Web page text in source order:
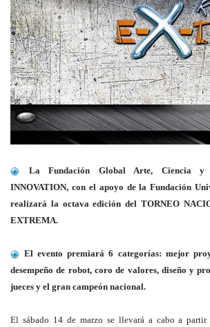
La Fundación Global Arte, Ciencia y
INNOVATION, con el apoyo de la Fundación
realizará la octava edición del TORNEO
EXTREMA.
El evento premiará 6 categorías: mejor
desempeño de robot, coro de valores, diseño y
jueces y el gran campeón nacional.
El sábado 14 de marzo se llevará a cabo a